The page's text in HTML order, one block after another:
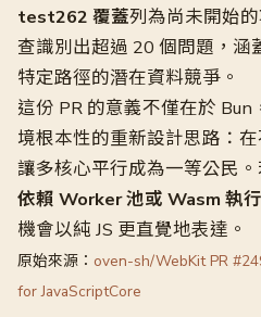
test262 覆蓋列為尚未開始
查識別出超過 20 個問題，涵
特定路徑的潛在資料競爭。
這份 PR 的意義不僅在於 Bun
境根本性的重新設計思路：在
讓多核心平行成為一等公民
依賴 Worker 池或 Wasm 執
機會以純 JS 更直覺地表達。
原始來源： oven-sh/WebKit PR
for JavaScriptCore